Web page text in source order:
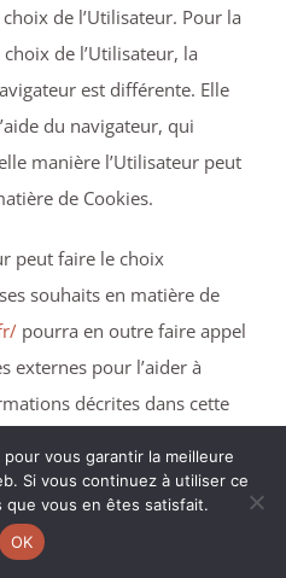
de l’Utilisateur. Pour la
de l’Utilisateur, la
est différente. Elle
du navigateur, qui
manière l’Utilisateur peut
de Cookies.
peut faire le choix
souhaits en matière de
pourra en outre faire appel
externes pour l’aider à
décrites dans cette
dédiées aux réseaux
et Google Plus
vous garantir la meilleure
Si vous continuez à utiliser ce
vous en êtes satisfait.
OK